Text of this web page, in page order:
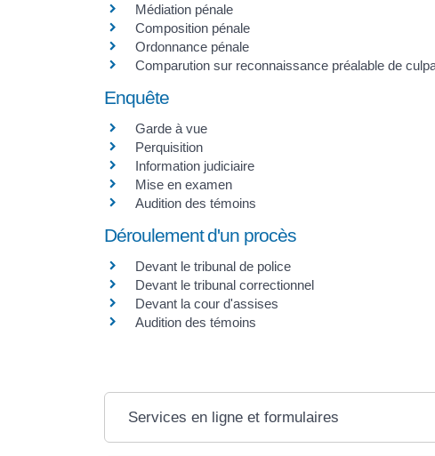
Médiation pénale
Composition pénale
Ordonnance pénale
Comparution sur reconnaissance préalable de
Enquête
Garde à vue
Perquisition
Information judiciaire
Mise en examen
Audition des témoins
Déroulement d'un procès
Devant le tribunal de police
Devant le tribunal correctionnel
Devant la cour d'assises
Audition des témoins
Services en ligne et formulaires